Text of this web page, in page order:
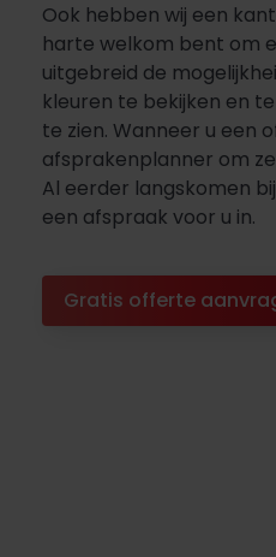
Ook hebben wij een
harte welkom bent om
uitgebreid de
kleuren te bekijken en
te zien. Wanneer u een
afsprakenplanner om
Al eerder langskomen
een afspraak voor u in.
Gratis offerte